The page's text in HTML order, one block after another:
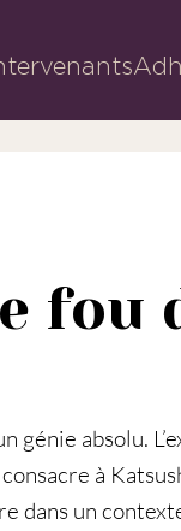
fou
génie absolu.
à
dans un